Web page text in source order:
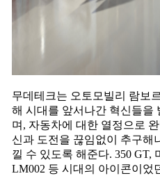
무데테크는 오토모빌리 람보
해 시대를 앞서나간 혁신들을
며, 자동차에 대한 열정으로
신과 도전을 끊임없이 추구해
낄 수 있도록 해준다. 350 GT,
LM002 등 시대의 아이콘이었